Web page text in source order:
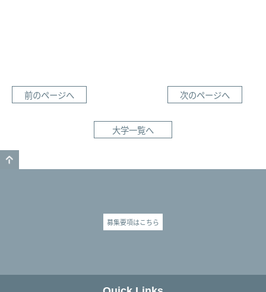
前のページへ 次のページへ
大学一覧へ
募集要項はこちら